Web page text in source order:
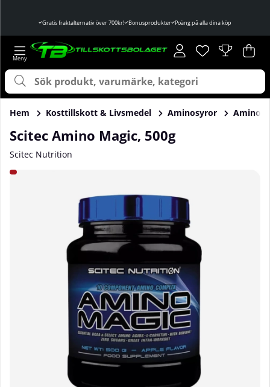
Gratis fraktalternativ över 700kr! Bonusprodukter Poäng på alla dina köp
Önskelista
Antal i
. .
Hem Kosttillskott & Livsmedel Aminosyror
Scitec Amino Magic, 500g
Scitec Nutrition
Produktbilder Scitec Amino Magic, 500g